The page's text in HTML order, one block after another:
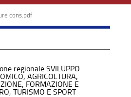
cons.pdf
regionale SVILUPPO
AGRICOLTURA,
FORMAZIONE E
TURISMO E SPORT